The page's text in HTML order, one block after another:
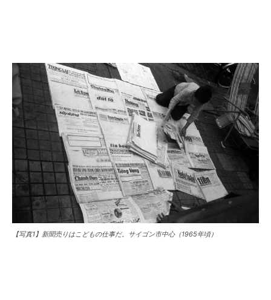
【写真1】新聞売りはこどもの仕事だ。サイゴン市中心（1965年頃）